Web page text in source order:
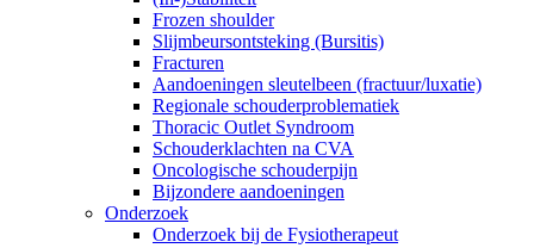
Frozen shoulder
Slijmbeursontsteking (Bursitis)
Fracturen
Aandoeningen sleutelbeen (fractuur/luxatie)
Regionale schouderproblematiek
Thoracic Outlet Syndroom
Schouderklachten na CVA
Oncologische schouderpijn
Bijzondere aandoeningen
Onderzoek
Onderzoek bij de Fysiotherapeut